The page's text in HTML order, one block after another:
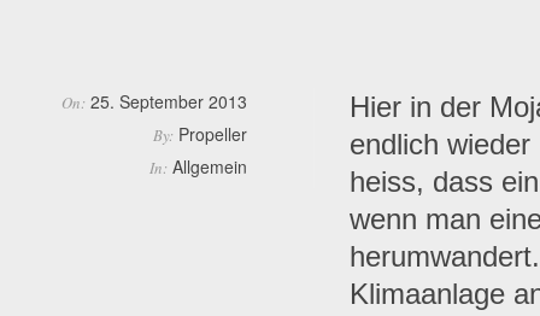
On: 25. September 2013
By: Propeller
In: Allgemein
Hier in der
endlich
heiss, dass
wenn man
Klimaanlage